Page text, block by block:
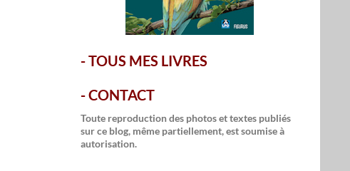
-TOUS MES LIVRES
-CONTACT
Toute reproduction des photos et textes publiés
sur ce blog, même partiellement, est soumise à
autorisation.